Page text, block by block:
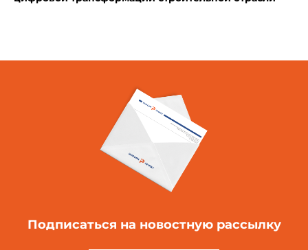
Подписаться на новостную рассылку